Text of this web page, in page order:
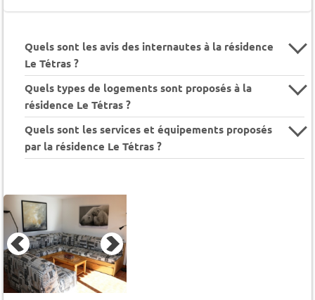
Quels sont les avis des internautes à la résidence
Le Tétras ?
Quels types de logements sont proposés à la
résidence Le Tétras ?
Quels sont les services et équipements proposés
par la résidence Le Tétras ?